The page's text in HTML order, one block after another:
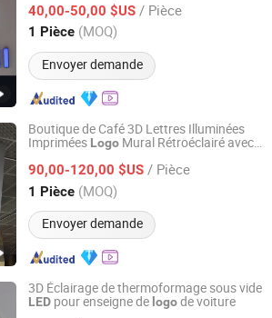
40,00-50,00 $US / Pièce
1 Pièce (MOQ)
Envoyer demande
Depuis 2015
Boutique de Café 3D Lettres Illuminées
Imprimées Logo Mural Rétroéclairé avec
90,00-120,00 $US / Pièce
1 Pièce (MOQ)
Envoyer demande
Co., Ltd
Depuis 2024
3D Éclairage de thermoformage sous vide
LED pour enseigne de logode voiture
Display Products Co., Ltd.